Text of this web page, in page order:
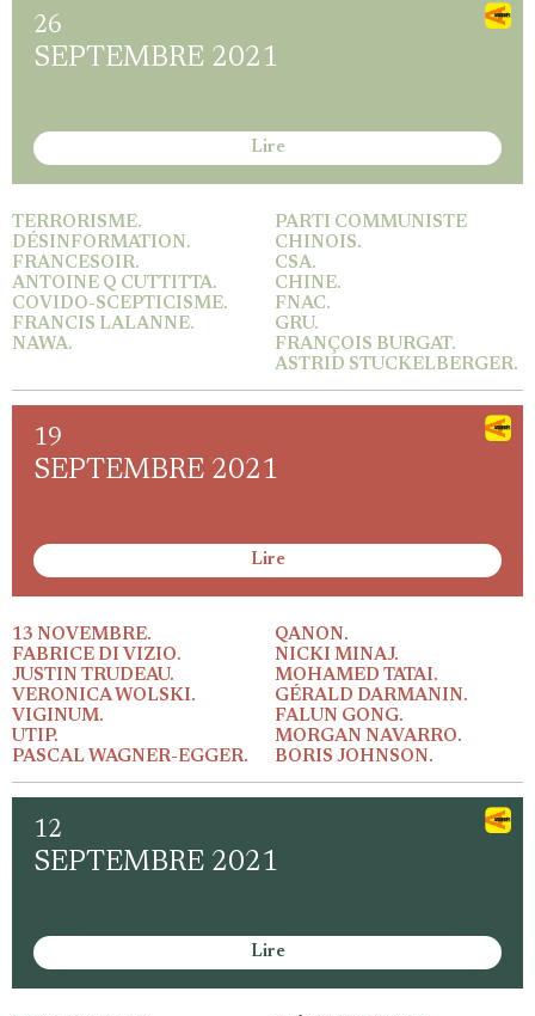
26
SEPTEMBRE 2021
Lire
TERRORISME.
DÉSINFORMATION.
FRANCESOIR.
ANTOINE Q CUTTITTA.
COVIDO-SCEPTICISME.
FRANCIS LALANNE.
NAWA.
PARTI COMMUNISTE
CHINOIS.
CSA.
CHINE.
FNAC.
GRU.
FRANÇOIS BURGAT.
ASTRID STUCKELBERGER.
19
SEPTEMBRE 2021
Lire
13 NOVEMBRE.
FABRICE DI VIZIO.
JUSTIN TRUDEAU.
VERONICA WOLSKI.
VIGINUM.
UTIP.
PASCAL WAGNER-EGGER.
QANON.
NICKI MINAJ.
MOHAMED TATAI.
GÉRALD DARMANIN.
FALUN GONG.
MORGAN NAVARRO.
BORIS JOHNSON.
12
SEPTEMBRE 2021
Lire